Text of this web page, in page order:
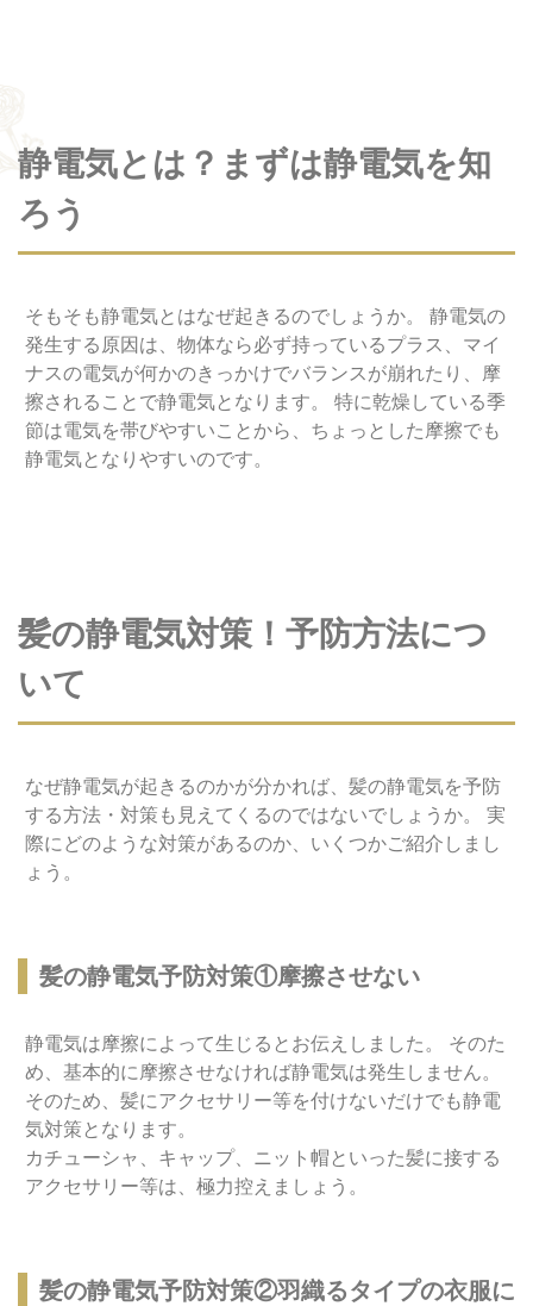
静電気とは？まずは静電気を知
ろう
そもそも静電気とはなぜ起きるのでしょうか。 静電気の
発生する原因は、物体なら必ず持っているプラス、マイ
ナスの電気が何かのきっかけでバランスが崩れたり、摩
擦されることで静電気となります。 特に乾燥している季
節は電気を帯びやすいことから、ちょっとした摩擦でも
静電気となりやすいのです。
髪の静電気対策！予防方法につ
いて
なぜ静電気が起きるのかが分かれば、髪の静電気を予防
する方法・対策も見えてくるのではないでしょうか。 実
際にどのような対策があるのか、いくつかご紹介しまし
ょう。
髪の静電気予防対策①摩擦させない
静電気は摩擦によって生じるとお伝えしました。 そのた
め、基本的に摩擦させなければ静電気は発生しません。
そのため、髪にアクセサリー等を付けないだけでも静電
気対策となります。
カチューシャ、キャップ、ニット帽といった髪に接する
アクセサリー等は、極力控えましょう。
髪の静電気予防対策②羽織るタイプの衣服に